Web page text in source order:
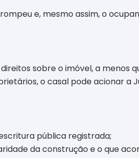
e, mesmo assim, o
sobre o imóvel, a menos
o casal pode acionar a
pública registrada;
da construção e o que